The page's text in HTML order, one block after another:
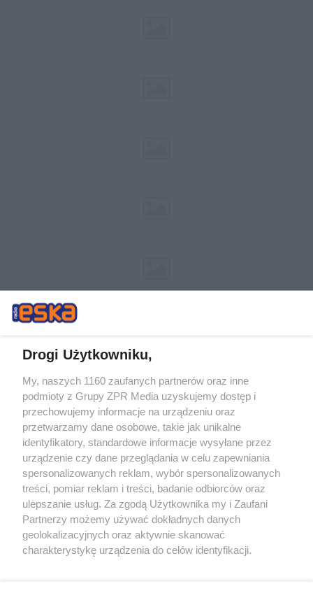
Żaden utwór zamieszczony w serwisie nie może być powielany i
rozpowszechniany lub dalej rozpowszechniany w jakikolwiek sposób (w
tym także elektroniczny lub mechaniczny) na jakimkolwiek polu
eksploatacji w jakiejkolwiek formie, włącznie z umieszczaniem w
Internecie bez pisemnej zgody właściciela praw. Jakiekolwiek użycie lub
wykorzystanie utworów w całości lub w części z naruszeniem prawa,
tzn. bez właściwej zgody, jest zabronione pod groźbą kary i może być
ścigane prawnie.
Drogi Użytkowniku,
My, naszych 1160 zaufanych partnerów oraz inne
podmioty z Grupy ZPR Media uzyskujemy dostęp i
przechowujemy informacje na urządzeniu oraz
przetwarzamy dane osobowe, takie jak unikalne
identyfikatory, standardowe informacje wysyłane przez
urządzenie czy dane przeglądania w celu zapewniania
spersonalizowanych reklam, wybór spersonalizowanych
treści, pomiar reklam i treści, badanie odbiorców oraz
ulepszanie usług. Za zgodą Użytkownika my i Zaufani
Partnerzy możemy używać dokładnych danych
geolokalizacyjnych oraz aktywnie skanować
charakterystykę urządzenia do celów identyfikacji.